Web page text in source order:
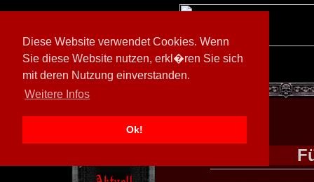
Diese Website verwendet Cookies. Wenn
Sie diese Website nutzen, erkl�ren Sie sich
mit deren Nutzung einverstanden.
Weitere Infos
Ok!
[ 605026/M3]